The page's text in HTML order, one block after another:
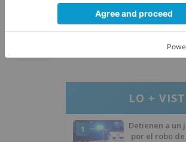
modalidad
LO +
1
Detienen a un
por el robo